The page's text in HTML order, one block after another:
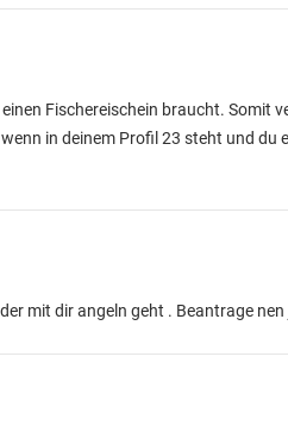
Fischereischein braucht. Somit
in deinem Profil 23 steht und
mit dir angeln geht . Beantrage